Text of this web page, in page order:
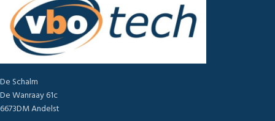
De Schalm
De Wanraay 61c
6673DM Andelst